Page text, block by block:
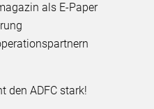
als E-Paper
den ADFC stark!